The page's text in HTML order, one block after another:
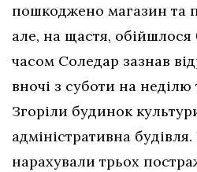
пошкоджено магазин та
але, на щастя,
часом Соледар зазнав
вночі з суботи на неділю
Згоріли будинок
адміністративна
нарахували трьох